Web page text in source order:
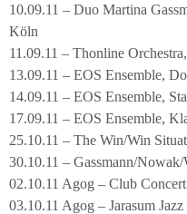
10.09.11 – Duo Martina
Köln
11.09.11 – Thonline
13.09.11 – EOS Ensemble,
14.09.11 – EOS Ensemble,
17.09.11 – EOS Ensemble,
25.10.11 – The Win/Win
30.10.11 – Gassmann/
02.10.11 Agog – Club
03.10.11 Agog – Jarasum